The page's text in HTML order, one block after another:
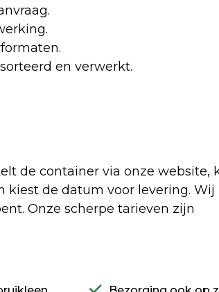
en verwerkt.
de container via onze website,
de datum voor levering. Wij
Onze scherpe tarieven zijn